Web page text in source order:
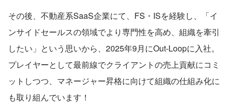
その後、不動産系SaaS企業にて、FS・ISを経験し、「イ
ンサイドセールスの領域でより専門性を高め、組織を牽引
したい」という思いから、2025年9月にOut-Loopに入社。
プレイヤーとして最前線でクライアントの売上貢献にコミ
ットしつつ、マネージャー昇格に向けて組織の仕組み化に
も取り組んでいます！